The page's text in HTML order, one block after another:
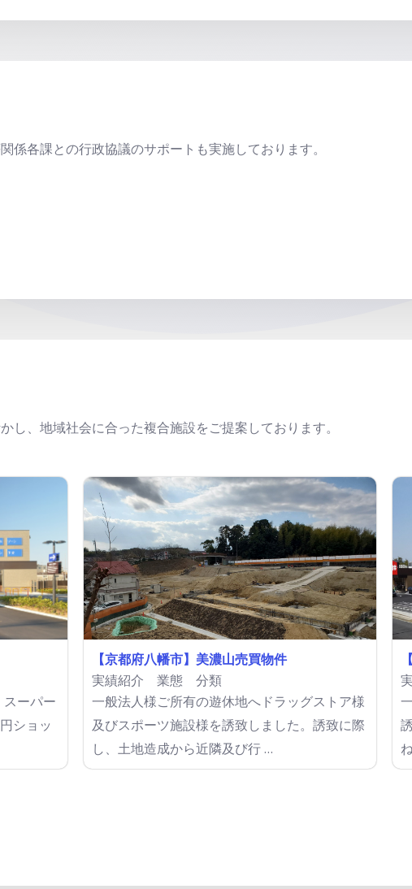
係各課との行政協議のサポートも実施しております。
し、地域社会に合った複合施設をご提案しております。
ーパー
ショッ
【京都府八幡市】美濃山売買物件
実績紹介 業態 分類
一般法人様ご所有の遊休地へドラッグストア様
及びスポーツ施設様を誘致しました。誘致に際
し、土地造成から近隣及び行 …